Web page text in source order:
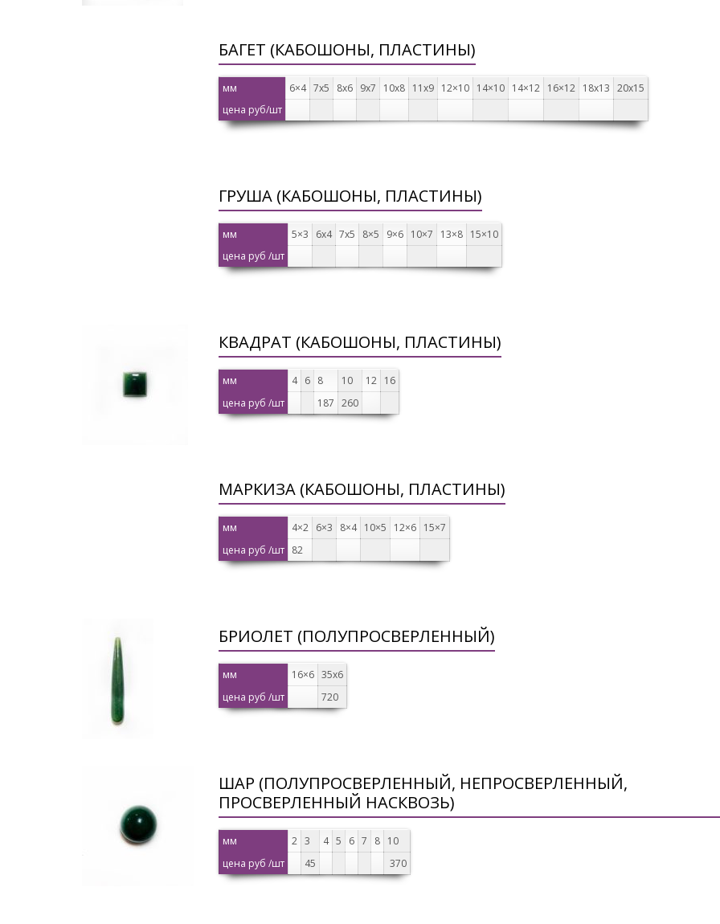
БАГЕТ (КАБОШОНЫ, ПЛАСТИНЫ)
мм 6×4 7х5 8х6 9х7 10х8 11х9 12×10 14×10 14×12 16×12 18х13 20х15
цена руб/шт
ГРУША (КАБОШОНЫ, ПЛАСТИНЫ)
мм 5×3 6х4 7х5 8×5 9×6 10×7 13×8 15×10
цена руб /шт
КВАДРАТ (КАБОШОНЫ, ПЛАСТИНЫ)
мм 4 6 8 10 12 16
цена руб /шт
187 260
МАРКИЗА (КАБОШОНЫ, ПЛАСТИНЫ)
мм 4×2 6×3 8×4 10×5 12×6 15×7
цена руб /шт 82
БРИОЛЕТ (ПОЛУПРОСВЕРЛЕННЫЙ)
мм 16×6 35х6
цена руб /шт
720
ШАР (ПОЛУПРОСВЕРЛЕННЫЙ, НЕПРОСВЕРЛЕННЫЙ,
ПРОСВЕРЛЕННЫЙ НАСКВОЗЬ)
мм 2 3 4 5 6 7 8 10
цена руб /шт
45 370